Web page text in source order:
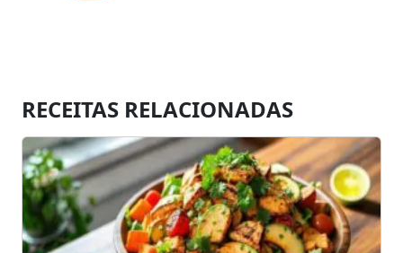
RECEITAS RELACIONADAS